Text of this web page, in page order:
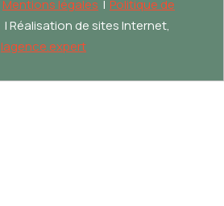
Mentions légales | Politique de
| Réalisation de sites Internet,
lagence.expert